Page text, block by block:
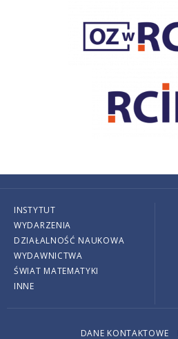
INSTYTUT
WYDARZENIA
DZIAŁALNOŚĆ NAUKOWA
WYDAWNICTWA
ŚWIAT MATEMATYKI
INNE
DANE KONTAKTOWE